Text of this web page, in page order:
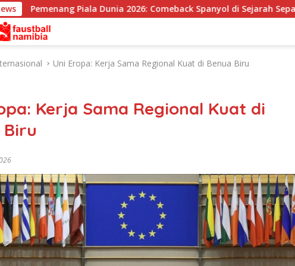
Piala Dunia 2026: Comeback Spanyol di Sejarah Sepak Bola Dunia
Uni Eropa: Kerja Sama Regional Kuat di Benua Biru
Kerja Sama Regional Kuat di
Biru